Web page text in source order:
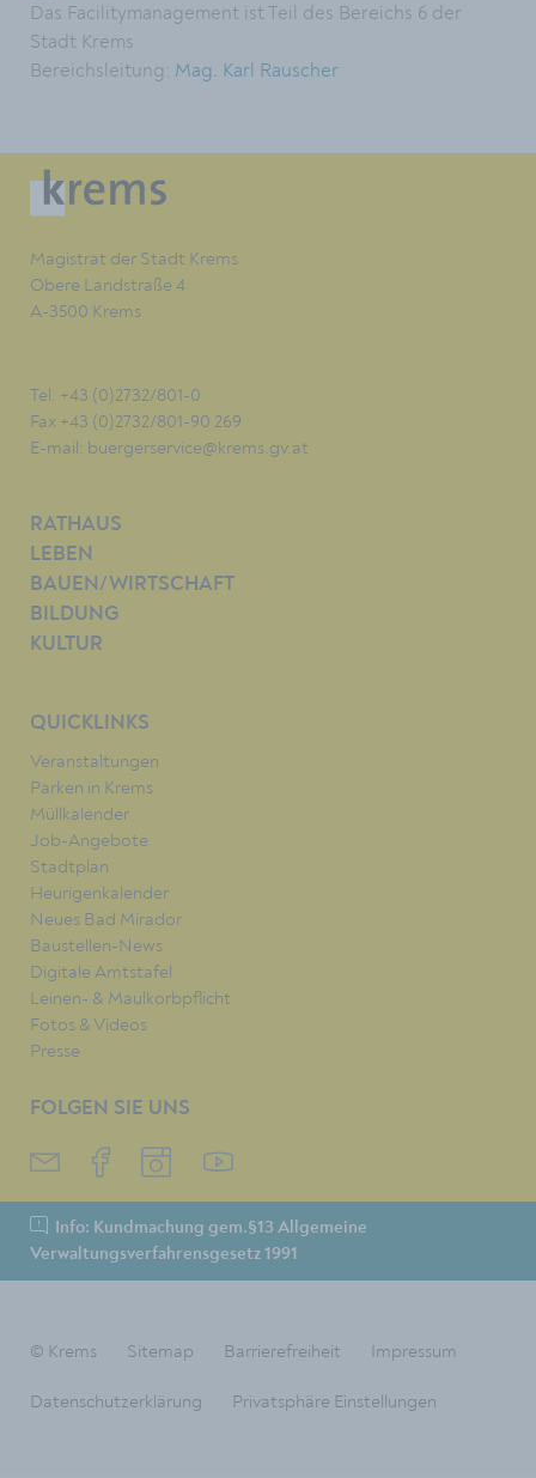
Das Facilitymanagement ist Teil des Bereichs 6 der
Stadt Krems
Bereichsleitung: Mag. Karl Rauscher
Magistrat der Stadt Krems
Obere Landstraße 4
A-3500 Krems
Tel. +43 (0)2732/801-0
Fax +43 (0)2732/801-90 269
E-mail: buergerservice@krems.gv.at
RATHAUS
LEBEN
BAUEN/WIRTSCHAFT
BILDUNG
KULTUR
QUICKLINKS
Veranstaltungen
Parken in Krems
Müllkalender
Job-Angebote
Stadtplan
Heurigenkalender
Neues Bad Mirador
Baustellen-News
Digitale Amtstafel
Leinen- & Maulkorbpflicht
Fotos & Videos
Presse
FOLGEN SIE UNS
Info: Kundmachung gem.§13 Allgemeine
Verwaltungsverfahrensgesetz 1991
© Krems Sitemap Barrierefreiheit Impressum
Datenschutzerklärung Privatsphäre Einstellungen